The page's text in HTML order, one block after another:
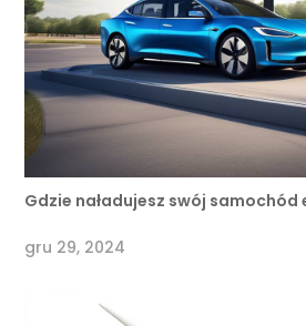
Gdzie naładujesz swój samochód
gru 29, 2024